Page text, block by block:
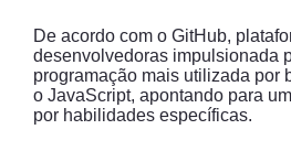
De acordo com o GitHub,
desenvolvedoras impulsionada
programação mais utilizada por
o JavaScript, apontando para
por habilidades específicas.